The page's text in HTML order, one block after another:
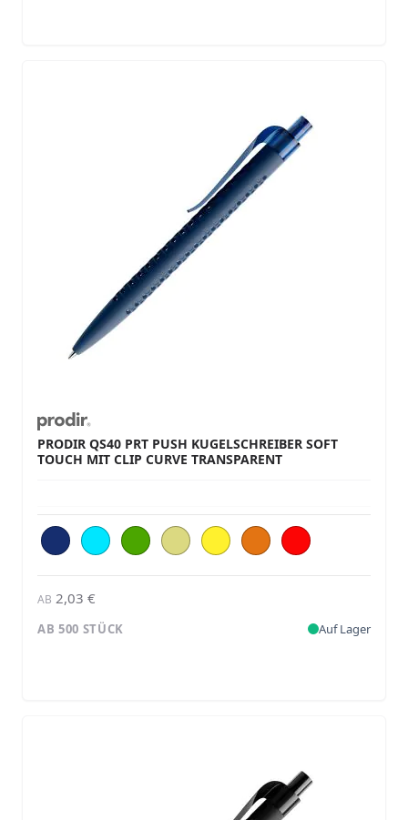
PRODIR QS40 PRT PUSH KUGELSCHREIBER SOFT
TOUCH MIT CLIP CURVE TRANSPARENT
AB 2,03 €
AB 500 STÜCK Auf Lager